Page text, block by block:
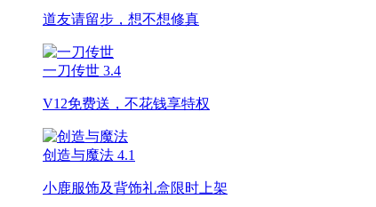
道友请留步，想不想修真
一刀传世 3.4
V12免费送，不花钱享特权
创造与魔法 4.1
小鹿服饰及背饰礼盒限时上架